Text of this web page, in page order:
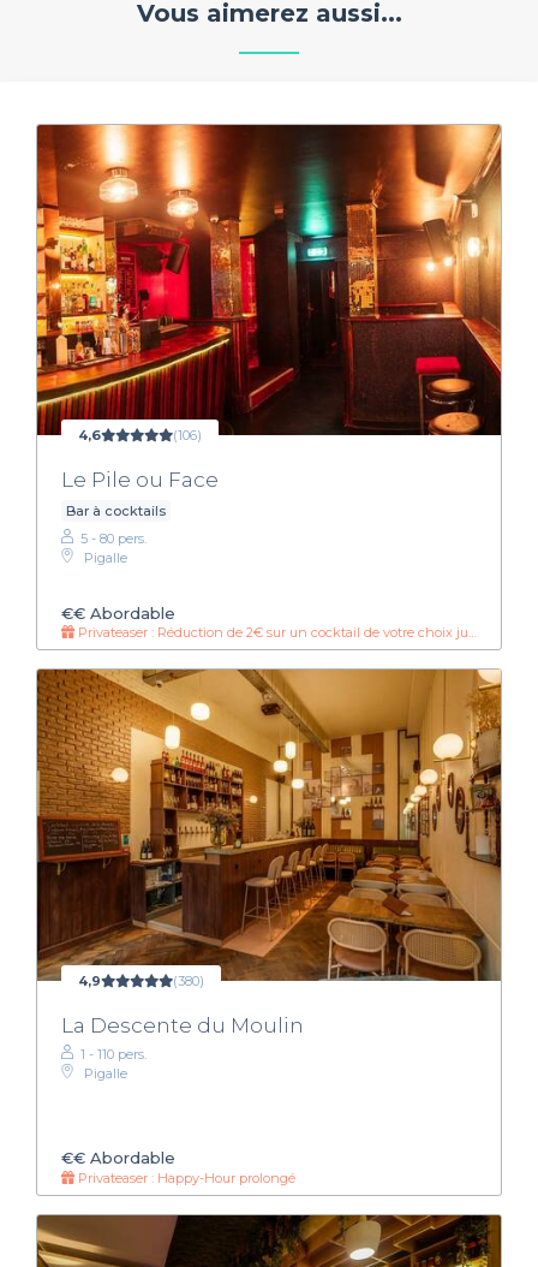
Vous aimerez aussi...
4,6 (106)
Le Pile ou Face
Bar à cocktails
5 - 80 pers.
Pigalle
€€ Abordable
Privateaser : Réduction de 2€ sur un cocktail de votre choix jusqu'à minuit
4,9 (380)
La Descente du Moulin
1 - 110 pers.
Pigalle
€€ Abordable
Privateaser : Happy-Hour prolongé